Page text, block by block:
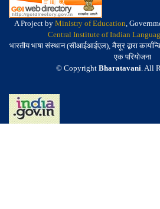
A Project by Ministry of Education,
Central Institute of Indian
भारतीय भाषा संस्थान (सीआईआईएल), मैसूर द्वारा
एक परियोजना
© Copyright Bharatavani. All